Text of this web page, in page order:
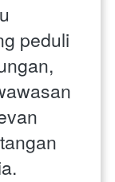
peduli